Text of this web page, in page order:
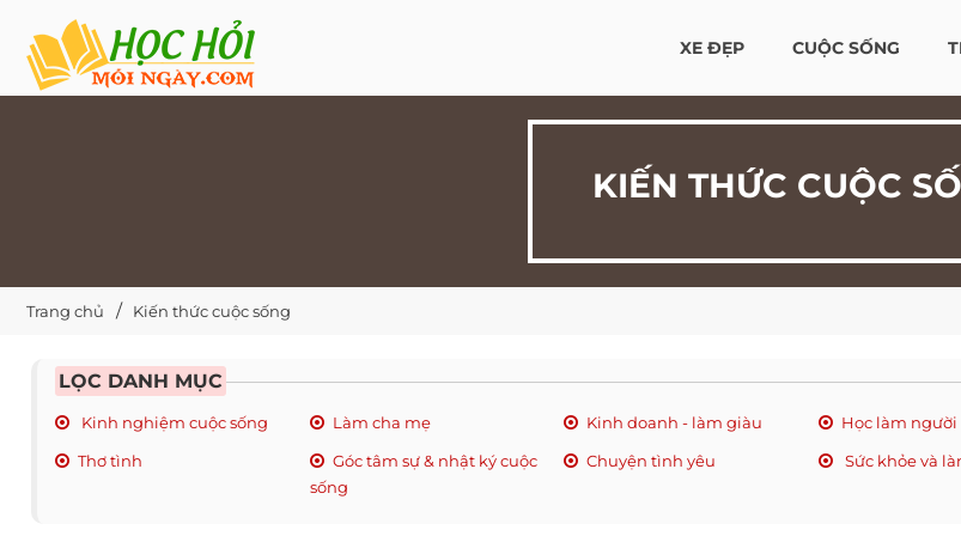
XE ĐẸP CUỘC SỐNG
KIẾN THỨC CUỘC
Trang chủ Kiến thức cuộc sống
LỌC DANH MỤC
Kinh nghiệm cuộc sống Làm cha mẹ Kinh doanh - làm giàu Học làm người
Thơ tình
Góc tâm sự & nhật ký cuộc
sống
Chuyện tình yêu Sức khỏe và